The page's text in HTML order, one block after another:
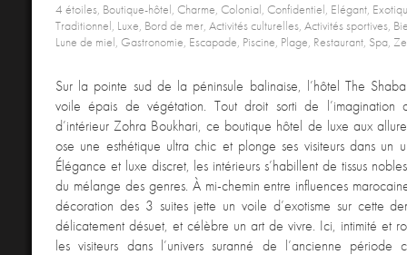
4 étoiles, Boutique-hôtel, Charme, Colonial, Confidentiel, Elégant,
Traditionnel, Luxe, Bord de mer, Activités culturelles, Activités sportives,
Lune de miel, Gastronomie, Escapade, Piscine, Plage, Restaurant, Spa,
Sur la pointe sud de la péninsule balinaise, l’hôtel The
voile épais de végétation. Tout droit sorti de l’imagination
d’intérieur Zohra Boukhari, ce boutique hôtel de luxe aux
ose une esthétique ultra chic et plonge ses visiteurs dans un
Élégance et luxe discret, les intérieurs s’habillent de tissus
du mélange des genres. À mi-chemin entre influences
décoration des 3 suites jette un voile d’exotisme sur cette
délicatement désuet, et célèbre un art de vivre. Ici, intimité et
les visiteurs dans l’univers suranné de l’ancienne période